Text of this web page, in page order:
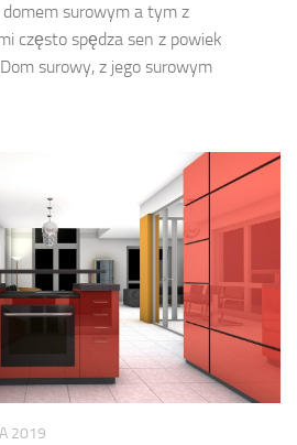
surowym a tym z
często spędza sen z powiek
surowy, z jego surowym
2019